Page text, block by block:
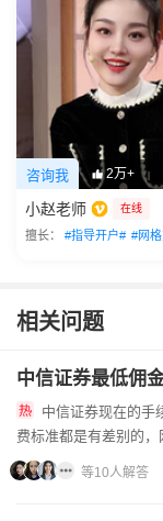
咨询我 2万+ |
小赵老师 在线
擅长： #指导开户# #网
相关问题
中信证券最低佣
费标准都是有差别的
金以及后续服务，低
等10人解答